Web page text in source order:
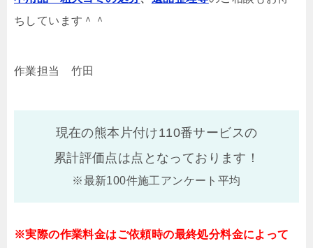
ちしています＾＾
作業担当 竹田
現在の熊本片付け110番サービスの
累計評価点は点となっております！
※最新100件施工アンケート平均
※実際の作業料金はご依頼時の最終処分料金によって